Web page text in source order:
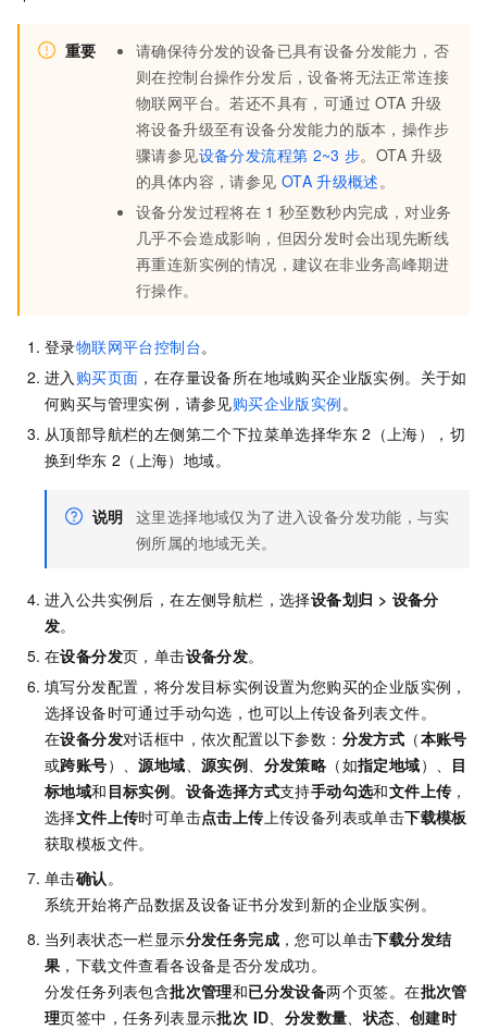
重要
请确保待分发的设备已具有设备分发能力，否
则在控制台操作分发后，设备将无法正常连接
物联网平台。若还不具有，可通过 OTA 升级
将设备升级至有设备分发能力的版本，操作步
骤请参见设备分发流程第 2~3 步。OTA 升级
的具体内容，请参见 OTA 升级概述 。
设备分发过程将在 1 秒至数秒内完成，对业务
几乎不会造成影响，但因分发时会出现先断线
再重连新实例的情况，建议在非业务高峰期进
行操作。
登录物联网平台控制台。
进入 购买页面 ，在存量设备所在地域购买企业版实例。关于如
何购买与管理实例，请参见购买企业版实例 。
从顶部导航栏的左侧第二个下拉菜单选择华东 2（上海）
，切
换到华东 2（上海）地域。
说明 这里选择地域仅为了进入设备分发功能，与实
例所属的地域无关。
进入公共实例后，在左侧导航栏，选择设备划归 > 设备分
发。
在设备分发页，单击设备分发。
填写分发配置，将分发目标实例设置为您购买的企业版实例，
选择设备时可通过手动勾选，也可以上传设备列表文件。
在设备分发对话框中，依次配置以下参数： 分发方式 （本账号
或跨账号）、源地域 、源实例 分发策略 （如指定地域）、 目
标地域和 目标实例。 设备选择方式支持手动勾选和文件上传 ，
选择文件上传时可单击点击上传 上传设备列表或单击下载模板
获取模板文件。
单击确认 。
系统开始将产品数据及设备证书分发到新的企业版实例。
当列表状态一栏显示分发任务完成 ，您可以单击下载分发结
果 ，下载文件查看各设备是否分发成功。
分发任务列表包含批次管理和已分发设备两个页签。在批次管
理页签中，任务列表显示批次 ID 分发数量 、状态 、创建时